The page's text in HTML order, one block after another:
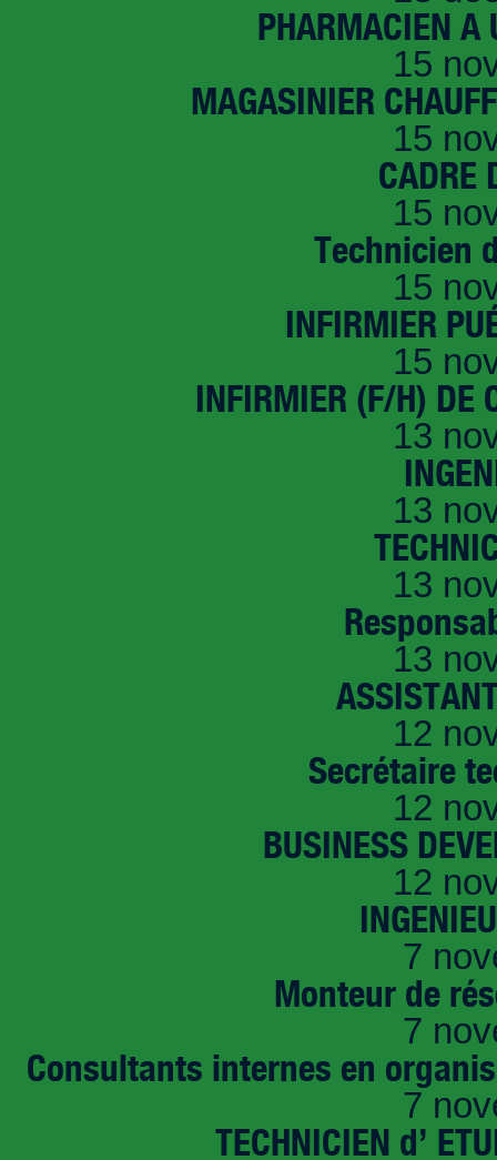
PHARMACIEN A
15
MAGASINIER
15
CADRE
15
Technicien
15
INFIRMIER
15
INFIRMIER (F/H) DE
13
13
13
13
12
Secrétaire
12
BUSINESS
12
7
Monteur de
7
Consultants internes en
7
TECHNICIEN d’